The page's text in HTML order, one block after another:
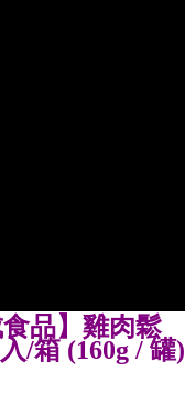
品】雞肉鬆
/箱 (160g / 罐)